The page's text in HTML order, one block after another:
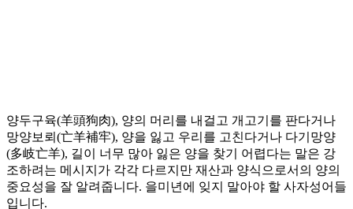
양두구육(羊頭狗肉), 양의 머리를 내걸고 개고기를 판다거나
망양보뢰(亡羊補牢), 양을 잃고 우리를 고친다거나 다기망양
(多岐亡羊), 길이 너무 많아 잃은 양을 찾기 어렵다는 말은 강
조하려는 메시지가 각각 다르지만 재산과 양식으로서의 양의
중요성을 잘 알려줍니다. 을미년에 잊지 말아야 할 사자성어들
입니다.